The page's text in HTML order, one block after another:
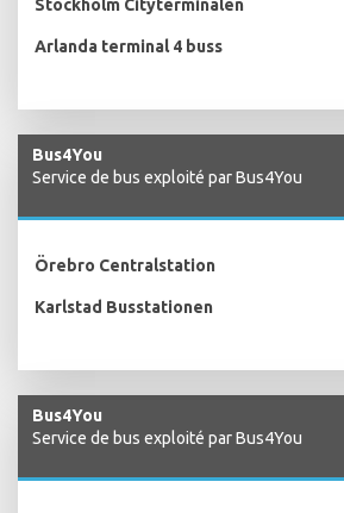
Stockholm Cityterminalen
Arlanda terminal 4 buss
Bus4You
Service de bus exploité par Bus4You
Örebro Centralstation
Karlstad Busstationen
Bus4You
Service de bus exploité par Bus4You